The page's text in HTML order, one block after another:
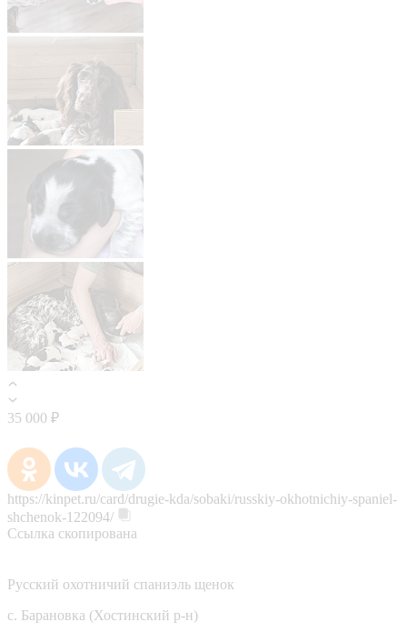
35 000 ₽
https://kinpet.ru/card/drugie-kda/sobaki/russkiy-okhotnichiy-spaniel-
shchenok-122094/
Ссылка скопирована
Русский охотничий спаниэль щенок
с. Барановка (Хостинский р-н)